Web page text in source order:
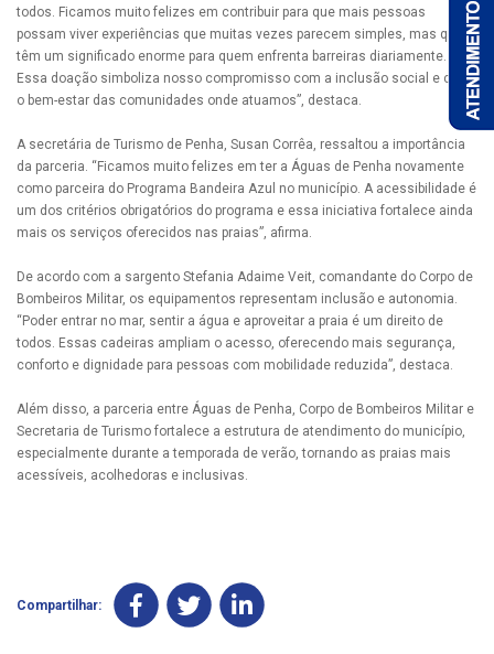
todos. Ficamos muito felizes em contribuir para que mais pessoas
possam viver experiências que muitas vezes parecem simples, mas que
têm um significado enorme para quem enfrenta barreiras diariamente.
Essa doação simboliza nosso compromisso com a inclusão social e com
o bem-estar das comunidades onde atuamos”, destaca.
A secretária de Turismo de Penha, Susan Corrêa, ressaltou a importância
da parceria. “Ficamos muito felizes em ter a Águas de Penha novamente
como parceira do Programa Bandeira Azul no município. A acessibilidade é
um dos critérios obrigatórios do programa e essa iniciativa fortalece ainda
mais os serviços oferecidos nas praias”, afirma.
De acordo com a sargento Stefania Adaime Veit, comandante do Corpo de
Bombeiros Militar, os equipamentos representam inclusão e autonomia.
“Poder entrar no mar, sentir a água e aproveitar a praia é um direito de
todos. Essas cadeiras ampliam o acesso, oferecendo mais segurança,
conforto e dignidade para pessoas com mobilidade reduzida”, destaca.
Além disso, a parceria entre Águas de Penha, Corpo de Bombeiros Militar e
Secretaria de Turismo fortalece a estrutura de atendimento do município,
especialmente durante a temporada de verão, tornando as praias mais
acessíveis, acolhedoras e inclusivas.
Compartilhar: